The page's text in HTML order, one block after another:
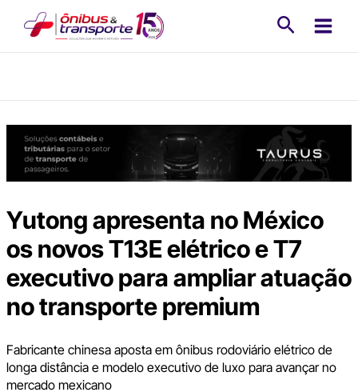
Yutong apresenta no México
os novos T13E elétrico e T7
executivo para ampliar atuação
no transporte premium
Fabricante chinesa aposta em ônibus rodoviário elétrico de
longa distância e modelo executivo de luxo para avançar no
mercado mexicano